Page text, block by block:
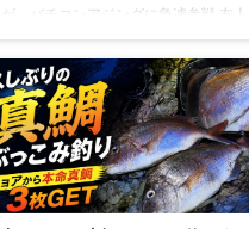
が、バチコンアジングに急遽参戦 友人
ど前 「平日やけど、バチコン行くけ
～」 断る理由は微塵もありません。
バチコンアジングとは？ バチコンアジ
ングとは、バーチカルコンタクトアジ
ングの略 決して、 「アジがバチバ
チ、コンコンと当たる釣り」 という意
味ではないです 船から仕掛けを縦方向